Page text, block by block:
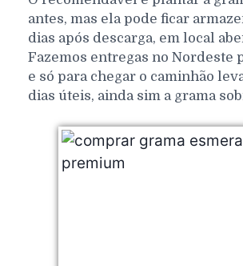
antes, mas ela pode ficar
dias após descarga, em local
Fazemos entregas no Nordeste
e só para chegar o caminhão
dias úteis, ainda sim a grama